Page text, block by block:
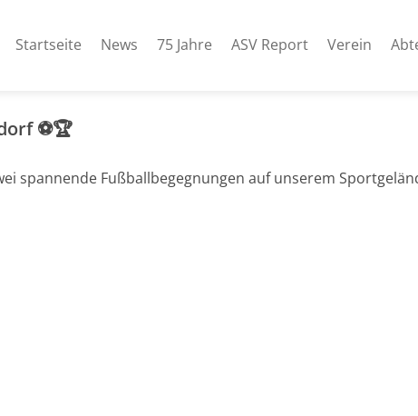
Startseite News 75 Jahre ASV Report Verein
⚽🏆
spannende Fußballbegegnungen auf unserem